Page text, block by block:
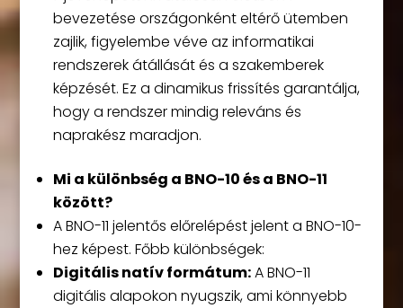
bevezetése országonként eltérő ütemben
zajlik, figyelembe véve az informatikai
rendszerek átállását és a szakemberek
képzését. Ez a dinamikus frissítés garantálja,
hogy a rendszer mindig releváns és
naprakész maradjon.
Mi a különbség a BNO-10 és a BNO-11
között?
A BNO-11 jelentős előrelépést jelent a BNO-10-
hez képest. Főbb különbségek:
Digitális natív formátum:A BNO-11
digitális alapokon nyugszik, ami könnyebb